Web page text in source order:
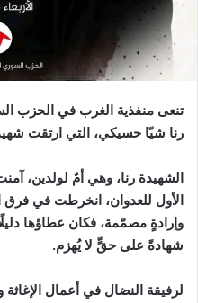
تنعى منفذية الغرب في الحزب
رنا شيّا حسيكي، التي ارتقت
الشهيدة رنا، وهي أمٌ لولدين،
الأول للعدوان، انخرطت في فرق
وإرادةٍ مصمّمة، فكان عطاؤها
شهادةً على حقٍّ لا يُهزم.
لرفيقة النضال في أعمال